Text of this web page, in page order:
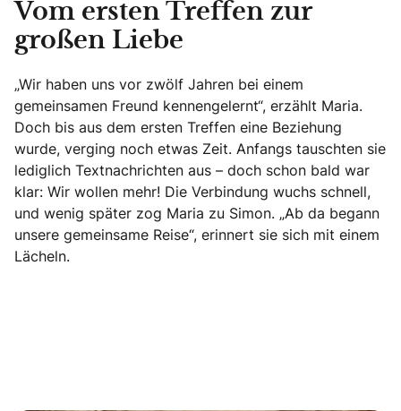
Vom ersten Treffen zur
großen Liebe
„Wir haben uns vor zwölf Jahren bei einem
gemeinsamen Freund kennengelernt“, erzählt Maria.
Doch bis aus dem ersten Treffen eine Beziehung
wurde, verging noch etwas Zeit. Anfangs tauschten sie
lediglich Textnachrichten aus – doch schon bald war
klar: Wir wollen mehr! Die Verbindung wuchs schnell,
und wenig später zog Maria zu Simon. „Ab da begann
unsere gemeinsame Reise“, erinnert sie sich mit einem
Lächeln.